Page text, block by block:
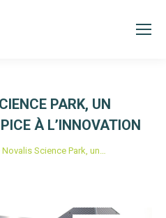
PARK, UN
À L’INNOVATION
Novalis Science Park, un…